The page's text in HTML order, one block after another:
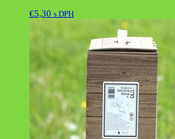
€5,30 s DPH